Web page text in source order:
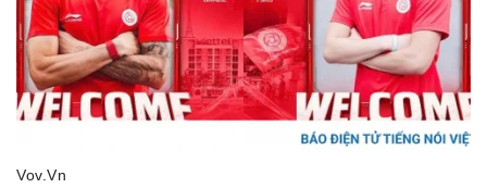
Lịch thi đấu bóng đá
Thế giới thể thao
eSports
Hậu trường
Xe máy
Tư vấn